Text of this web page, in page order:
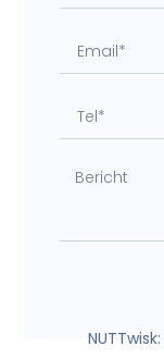
NUTTwisk: